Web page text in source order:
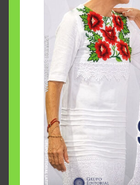
Fairmont Mayakoba y
esfuerzos para hacer